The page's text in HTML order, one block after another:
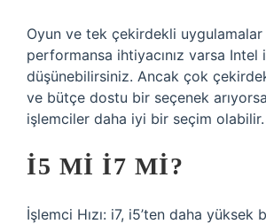
Oyun ve tek çekirdekli
performansa ihtiyacınız varsa Intel
düşünebilirsiniz. Ancak çok
ve bütçe dostu bir seçenek
işlemciler daha iyi bir seçim olabilir.
İ5 MI I7 MI?
İşlemci Hızı: i7, i5’ten daha yüksek